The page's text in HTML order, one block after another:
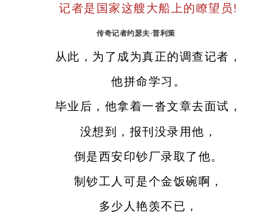
记者是国家这艘大船上的瞭望员!
传奇记者约瑟夫·普利策
从此，为了成为真正的调查记者，
他拼命学习。
毕业后，他拿着一沓文章去面试，
没想到，报刊没录用他，
倒是西安印钞厂录取了他。
制钞工人可是个金饭碗啊，
多少人艳羡不已，